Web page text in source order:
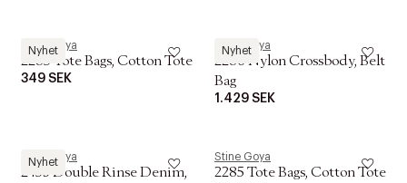
Nyhet
Stine Goya
2285 Tote Bags, Cotton Tote
349 SEK
Nyhet
Stine Goya
2286 Nylon Crossbody, Belt
Bag
1.429 SEK
Nyhet
Stine Goya
2453 Double Rinse Denim,
Stine Goya
2285 Tote Bags, Cotton Tote